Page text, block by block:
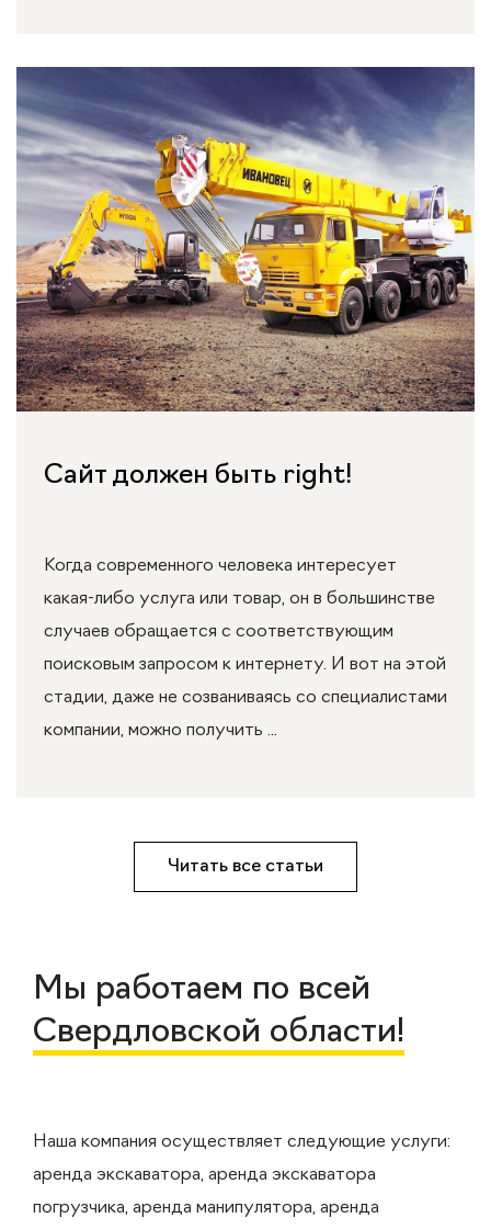
Сайт должен быть right!
Когда современного человека интересует
какая-либо услуга или товар, он в большинстве
случаев обращается с соответствующим
поисковым запросом к интернету. И вот на этой
стадии, даже не созваниваясь со специалистами
компании, можно получить ...
Читать все статьи
Мы работаем по всей
Свердловской области!
Наша компания осуществляет следующие услуги:
аренда экскаватора, аренда экскаватора
погрузчика, аренда манипулятора, аренда